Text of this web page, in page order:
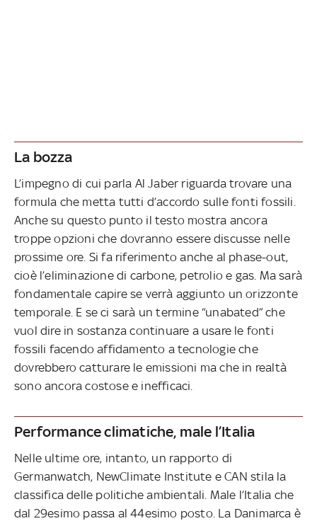
La bozza
L’impegno di cui parla Al Jaber riguarda trovare una
formula che metta tutti d’accordo sulle fonti fossili.
Anche su questo punto il testo mostra ancora
troppe opzioni che dovranno essere discusse nelle
prossime ore. Si fa riferimento anche al phase-out,
cioè l’eliminazione di carbone, petrolio e gas. Ma sarà
fondamentale capire se verrà aggiunto un orizzonte
temporale. E se ci sarà un termine “unabated” che
vuol dire in sostanza continuare a usare le fonti
fossili facendo affidamento a tecnologie che
dovrebbero catturare le emissioni ma che in realtà
sono ancora costose e inefficaci.
Performance climatiche, male l’Italia
Nelle ultime ore, intanto, un rapporto di
Germanwatch, NewClimate Institute e CAN stila la
classifica delle politiche ambientali. Male l’Italia che
dal 29esimo passa al 44esimo posto. La Danimarca è